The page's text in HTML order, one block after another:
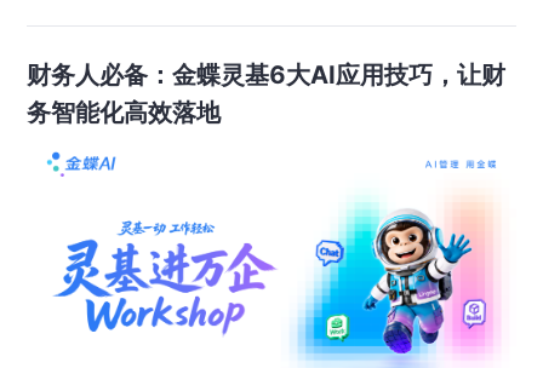
财务人必备：金蝶灵基6大AI应用技巧，让财
务智能化高效落地